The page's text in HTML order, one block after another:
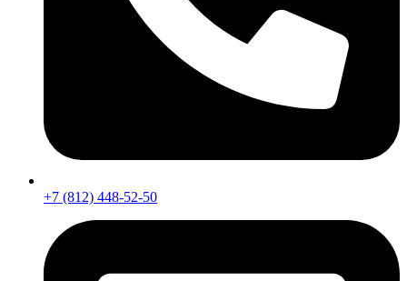
+7 (812) 448-52-50